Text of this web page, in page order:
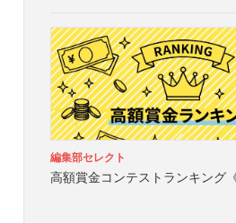
編集部セレクト
高額賞金コンテストランキング